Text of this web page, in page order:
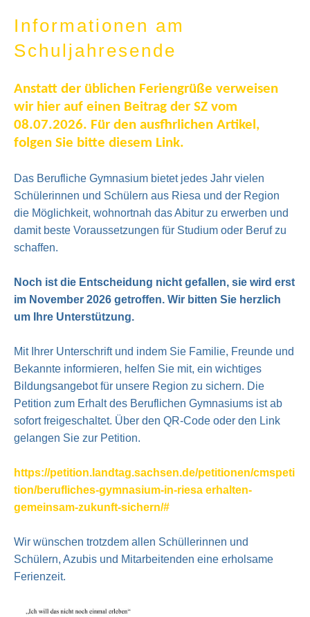
Informationen am
Schuljahresende
Anstatt der üblichen Feriengrüße verweisen
wir hier auf einen Beitrag der SZ vom
08.07.2026. Für den ausfhrlichen Artikel,
folgen Sie bitte diesem Link.
Das Berufliche Gymnasium bietet jedes Jahr vielen
Schülerinnen und Schülern aus Riesa und der Region
die Möglichkeit, wohnortnah das Abitur zu erwerben und
damit beste Voraussetzungen für Studium oder Beruf zu
schaffen.
Noch ist die Entscheidung nicht gefallen, sie wird erst
im November 2026 getroffen. Wir bitten Sie herzlich
um Ihre Unterstützung.
Mit Ihrer Unterschrift und indem Sie Familie, Freunde und
Bekannte informieren, helfen Sie mit, ein wichtiges
Bildungsangebot für unsere Region zu sichern. Die
Petition zum Erhalt des Beruflichen Gymnasiums ist ab
sofort freigeschaltet. Über den QR-Code oder den Link
gelangen Sie zur Petition.
https://petition.landtag.sachsen.de/petitionen/cmspeti
tion/berufliches-gymnasium-in-riesa erhalten-
gemeinsam-zukunft-sichern/#
Wir wünschen trotzdem allen Schüllerinnen und
Schülern, Azubis und Mitarbeitenden eine erholsame
Ferienzeit.